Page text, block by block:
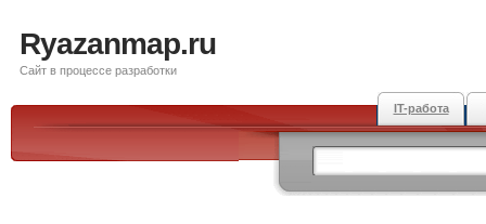
Ryazanmap.ru
Сайт в процессе разработки
IT-работа